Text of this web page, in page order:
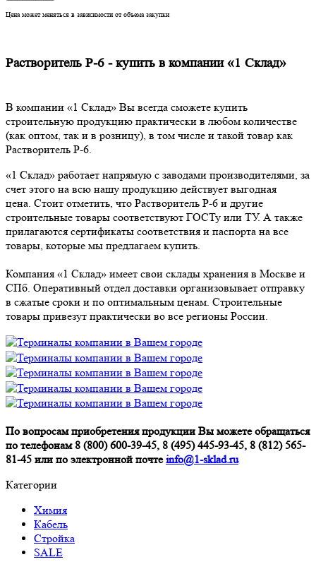
Цена может меняться в зависимости от объема закупки
Растворитель Р-6 - купить в компании «1 Склад»
В компании «1 Склад» Вы всегда сможете купить
строительную продукцию практически в любом количестве
(как оптом, так и в розницу), в том числе и такой товар как
Растворитель Р-6.
«1 Склад» работает напрямую с заводами производителями, за
счет этого на всю нашу продукцию действует выгодная
цена. Стоит отметить, что Растворитель Р-6 и другие
строительные товары соответствуют ГОСТу или ТУ. А также
прилагаются сертификаты соответствия и паспорта на все
товары, которые мы предлагаем купить.
Компания «1 Склад» имеет свои склады хранения в Москве и
СПб. Оперативный отдел доставки организовывает отправку
в сжатые сроки и по оптимальным ценам. Строительные
товары привезут практически во все регионы России.
По вопросам приобретения продукции Вы можете обращаться
по телефонам 8 (800) 600-39-45, 8 (495) 445-93-45, 8 (812) 565-
81-45 или по электронной почтеinfo@1-sklad.ru
Категории
Химия
Кабель
Стройка
SALE